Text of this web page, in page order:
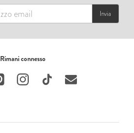
Invia
Rimani connesso